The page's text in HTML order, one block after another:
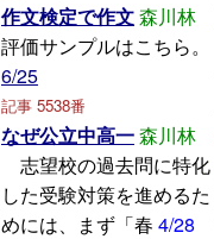
作文検定で作文森川林
評価サンプルはこちら。
6/25
記事 5538番
なぜ公立中高一森川林
志望校の過去問に特化
した受験対策を進めるた
めには、まず「春 4/28